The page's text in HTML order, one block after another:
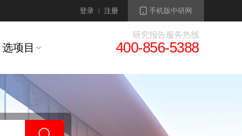
登录 注册 手机版中研网
选项目
研究报告服务热线
400-856-5388